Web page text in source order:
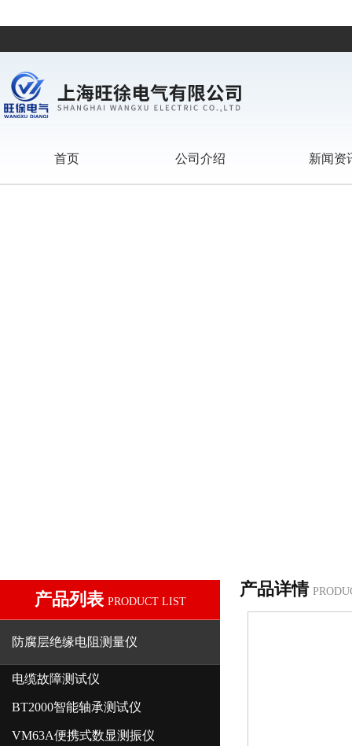
首页 公司介绍 新闻资
产品列表 PRODUCT LIST
防腐层绝缘电阻测量仪
电缆故障测试仪
BT2000智能轴承测试仪
VM63A便携式数显测振仪
产品详情